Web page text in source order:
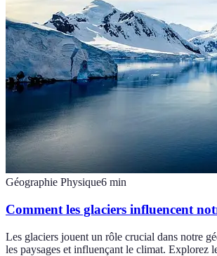
Géographie Physique6 min
Comment les glaciers influencent
Les glaciers jouent un rôle crucial dans notre
les paysages et influençant le climat. Explorez